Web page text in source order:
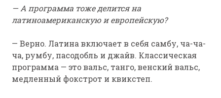
— А программа тоже делится на
латиноамериканскую и европейскую?
— Верно. Латина включает в себя самбу, ча-ча-
ча, румбу, пасодобль и джайв. Классическая
программа — это вальс, танго, венский вальс,
медленный фокстрот и квикстеп.